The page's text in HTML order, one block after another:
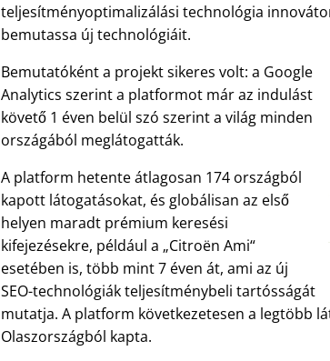
teljesítményoptimalizálási technológia
bemutassa új technológiáit.
Bemutatóként a projekt sikeres volt: a Google
Analytics szerint a platformot már az indulást
követő 1 éven belül szó szerint a világ minden
országából meglátogatták.
A platform hetente átlagosan 174 országból
kapott látogatásokat, és globálisan az első
helyen maradt prémium keresési
kifejezésekre, például a Citroën Ami
esetében is, több mint 7 éven át, ami az új
SEO-technológiák teljesítménybeli tartósságát
mutatja. A platform következetesen a
Olaszországból kapta.